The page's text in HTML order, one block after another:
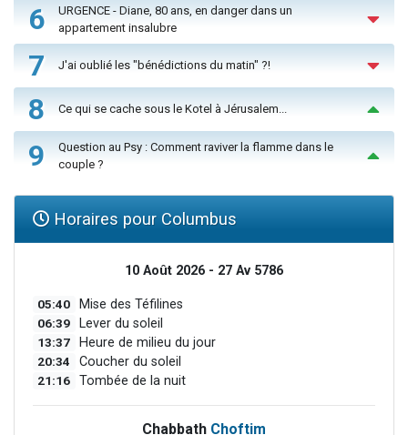
6
URGENCE - Diane, 80 ans, en danger dans un
appartement insalubre
7 J'ai oublié les "bénédictions du matin" ?!
8 Ce qui se cache sous le Kotel à Jérusalem...
9
Question au Psy : Comment raviver la flamme dans le
couple ?
Horaires pour Columbus
10 Août 2026 - 27 Av 5786
05:40 Mise des Téfilines
06:39 Lever du soleil
13:37 Heure de milieu du jour
20:34 Coucher du soleil
21:16 Tombée de la nuit
Chabbath Choftim